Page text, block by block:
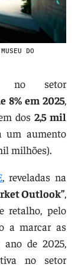
DO
no setor
8% em 2025,
dos2,5 mil
um aumento
milhões).
, reveladas na
Outlook”,
retalho, pelo
a marcar as
de 2025,
no setor